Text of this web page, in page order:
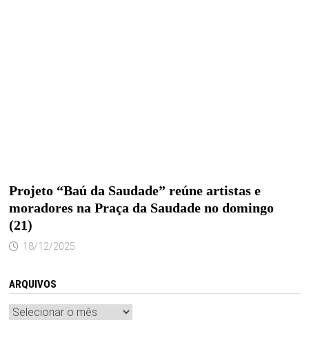
Projeto “Baú da Saudade” reúne artistas e
moradores na Praça da Saudade no domingo
(21)
18/12/2025
ARQUIVOS
Arquivos